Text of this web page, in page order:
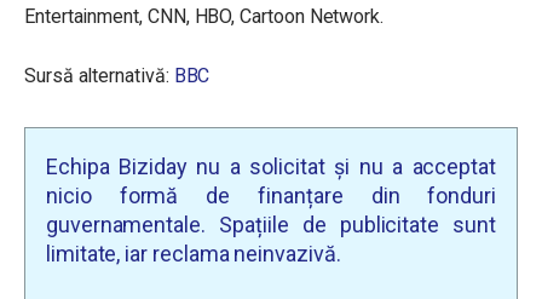
Entertainment, CNN, HBO, Cartoon Network.
Sursă alternativă: BBC
Echipa Biziday nu a solicitat și nu a acceptat
nicio formă de finanțare din fonduri
guvernamentale. Spațiile de publicitate sunt
limitate, iar reclama neinvazivă.